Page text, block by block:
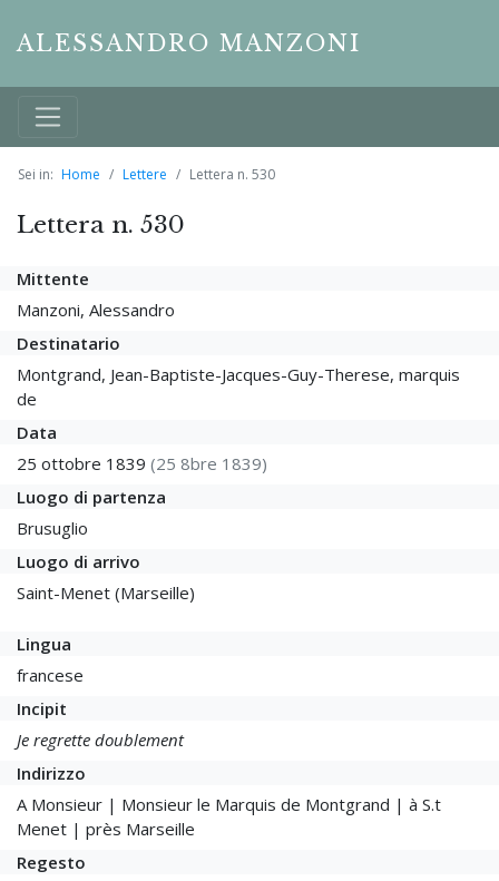
ALESSANDRO MANZONI
Sei in: Home Lettere Lettera n. 530
Lettera n. 530
Mittente
Manzoni, Alessandro
Destinatario
Montgrand, Jean-Baptiste-Jacques-Guy-Therese, marquis
de
Data
25 ottobre 1839 (25 8bre 1839)
Luogo di partenza
Brusuglio
Luogo di arrivo
Saint-Menet (Marseille)
Lingua
francese
Incipit
Je regrette doublement
Indirizzo
A Monsieur | Monsieur le Marquis de Montgrand | à S.t
Menet | près Marseille
Regesto